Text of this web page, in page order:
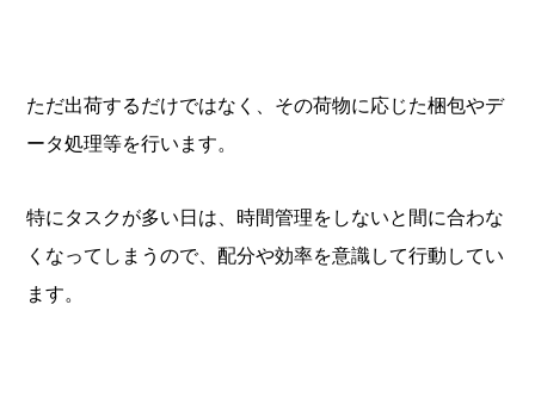
ただ出荷するだけではなく、その荷物に応じた梱包やデ
ータ処理等を行います。
特にタスクが多い日は、時間管理をしないと間に合わな
くなってしまうので、配分や効率を意識して行動してい
ます。